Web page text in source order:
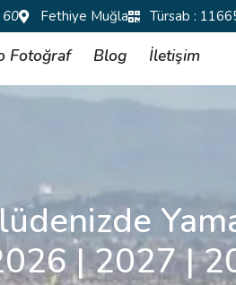
60 Fethiye Muğla Türsab :
Fotoğraf Blog İletişim
| 2027 |